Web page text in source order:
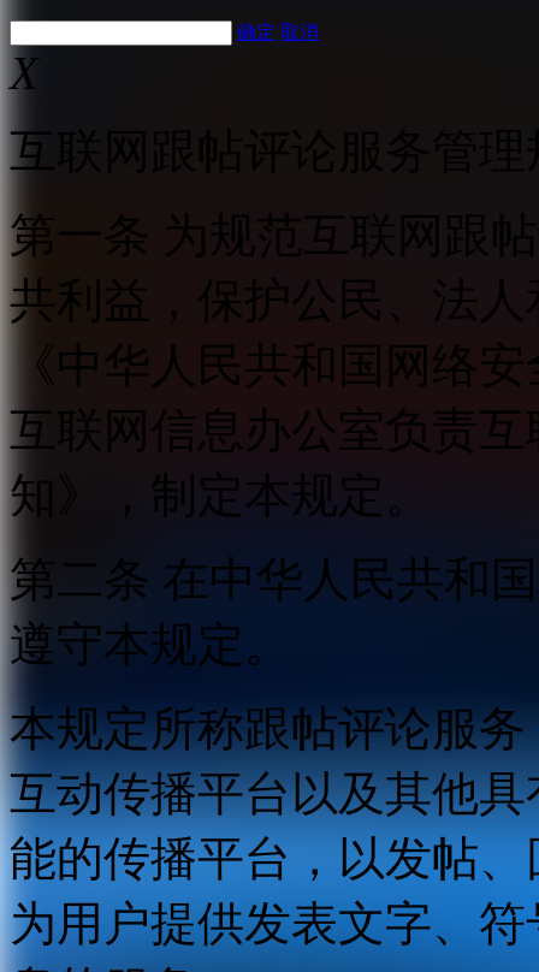
确定 取消
X
互联网跟帖评论服务管理
第一条 为规范互联网跟
共利益，保护公民、法
《中华人民共和国网络
互联网信息办公室负责
知》，制定本规定。
第二条 在中华人民共和
遵守本规定。
本规定所称跟帖评论服
互动传播平台以及其他
能的传播平台，以发帖
为用户提供发表文字、